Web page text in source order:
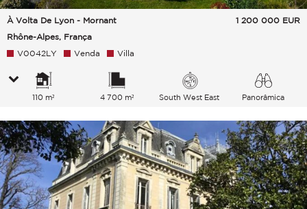
À Volta De Lyon - Mornant
Rhône-Alpes, França
1 200 000 EUR
V0042LY Venda Villa
110 m² 4 700 m² South West East
Panorâmica